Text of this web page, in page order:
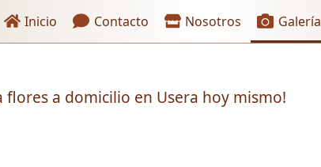
Enlaces de encabezado
Inicio Contacto Nosotros Galería
flores a domicilio en Usera hoy mismo!